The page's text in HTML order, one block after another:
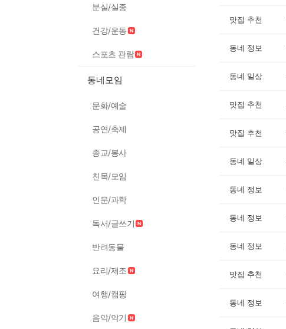
분실/실종
건강/운동
스포츠 관람
동네모임
문화/예술
공연/축제
종교/봉사
친목/모임
인문/과학
독서/글쓰기
반려동물
요리/제조
여행/캠핑
음악/악기
맛집 추천
동네 정보
동네 일상
맛집 추천
맛집 추천
동네 일상
동네 정보
동네 정보
동네 정보
맛집 추천
동네 정보